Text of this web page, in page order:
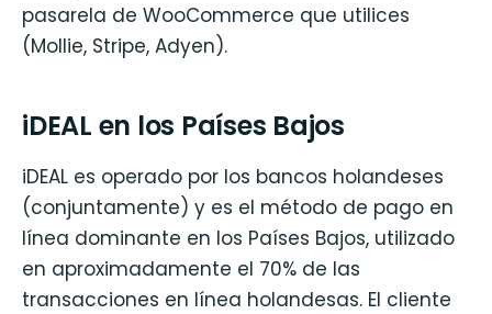
pasarela de WooCommerce que utilices
(Mollie, Stripe, Adyen).
iDEAL en los Países Bajos
iDEAL es operado por los bancos holandeses
(conjuntamente) y es el método de pago en
línea dominante en los Países Bajos, utilizado
en aproximadamente el 70% de las
transacciones en línea holandesas. El cliente